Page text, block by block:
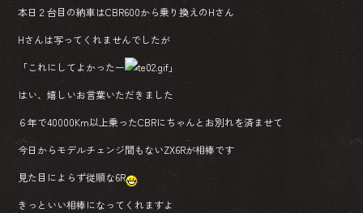
本日２台目の納車はCBR600から乗り換えのHさん
Hさんは写ってくれませんでしたが
「これにしてよかったー
」
はい、嬉しいお言葉いただきました
６年で40000Km以上乗ったCBRにちゃんとお別れを済ませて
今日からモデルチェンジ間もないZX6Rが相棒です
見た目によらず従順な6R
きっといい相棒になってくれますよ